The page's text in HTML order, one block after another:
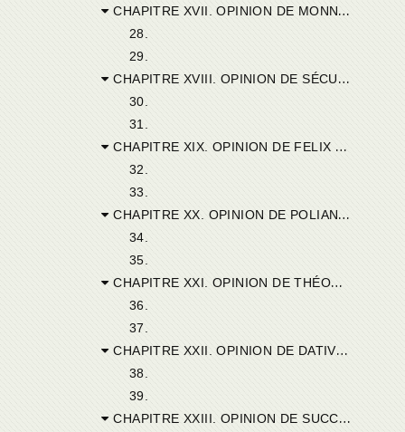
CHAPITRE XVII. OPINION DE MONNULUS DE GIRBA.
28.
29.
CHAPITRE XVIII. OPINION DE SÉCUNDINUS DE CÉDIAS.
30.
31.
CHAPITRE XIX. OPINION DE FELIX DE BAGAÜM.
32.
33.
CHAPITRE XX. OPINION DE POLIANUS DE MILÉE.
34.
35.
CHAPITRE XXI. OPINION DE THÉOGÈNE D’HIPPÔNE-ROYAL.
36.
37.
CHAPITRE XXII. OPINION DE DATIVUS DE BADE.
38.
39.
CHAPITRE XXIII. OPINION DE SUCCESSUS D’ABBIR.